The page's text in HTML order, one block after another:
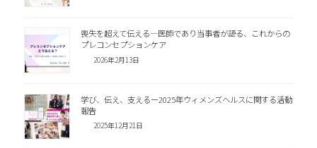
喪失を超えて伝える―医師であり当事者が語る、これからの
プレコンセプションケア
2026年2月13日
学び、伝え、支えるー2025年ウィメンズヘルスに関する活動
報告
2025年12月21日